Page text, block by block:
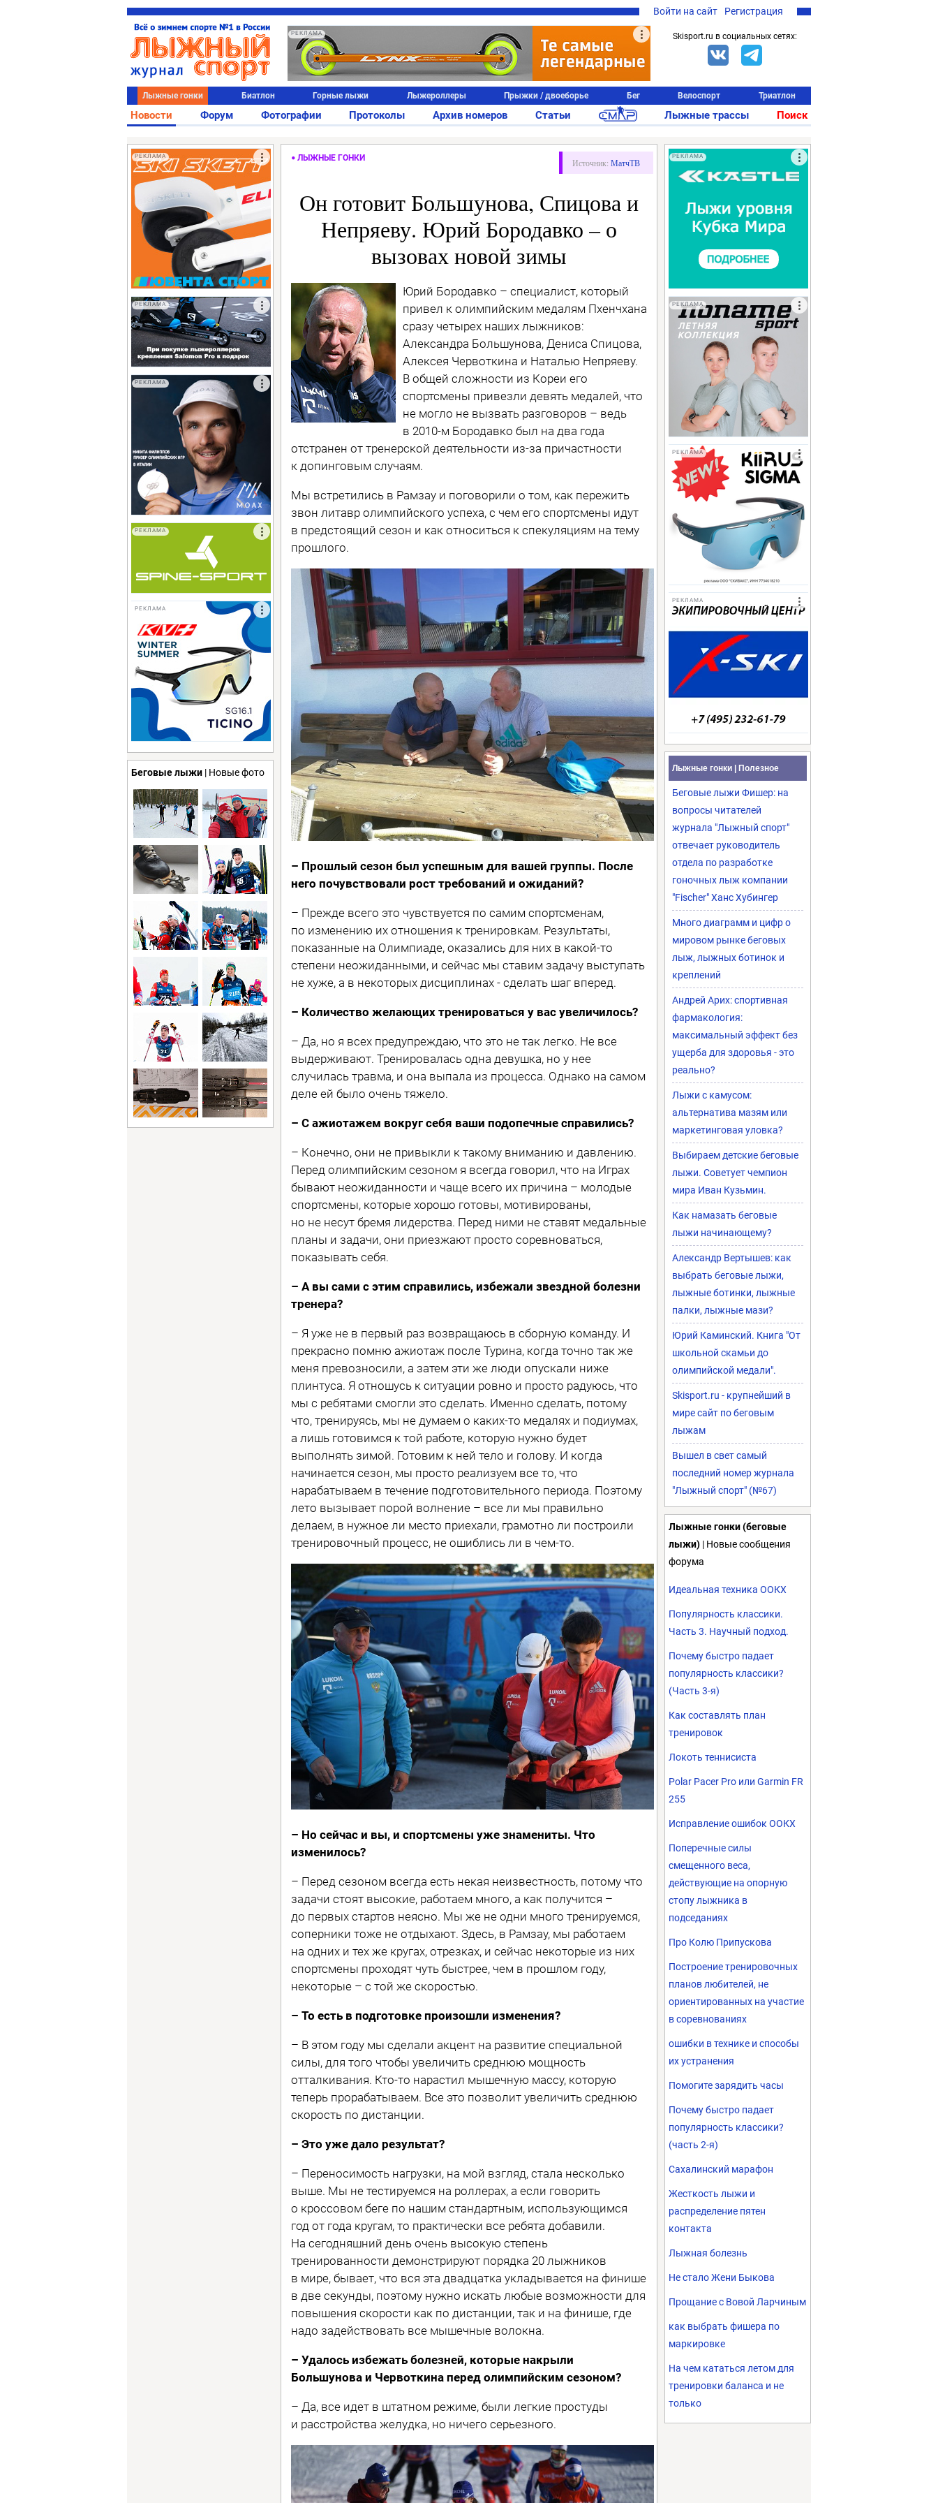
Войти на сайт Регистрация
РЕКЛАМА Skisport.ru в социальных сетях:
Лыжные гонки Биатлон Горные лыжи Лыжероллеры Прыжки / двоеборье Бег Велоспорт Триатлон
Новости Форум Фотографии Протоколы Архив номеров Статьи Лыжные трассы Поиск
РЕКЛАМА
РЕКЛАМА
РЕКЛАМА
РЕКЛАМА
РЕКЛАМА
Беговые лыжи | Новые фото
ЛЫЖНЫЕ ГОНКИ Источник: МатчТВ
Он готовит Большунова, Спицова и
Непряеву. Юрий Бородавко – о
вызовах новой зимы
Юрий Бородавко – специалист, который
привел к олимпийским медалям Пхенчхана
сразу четырех наших лыжников:
Александра Большунова, Дениса Спицова,
Алексея Червоткина и Наталью Непряеву.
В общей сложности из Кореи его
спортсмены привезли девять медалей, что
не могло не вызвать разговоров – ведь
в 2010-м Бородавко был на два года
отстранен от тренерской деятельности из-за причастности
к допинговым случаям.
Мы встретились в Рамзау и поговорили о том, как пережить
звон литавр олимпийского успеха, с чем его спортсмены идут
в предстоящий сезон и как относиться к спекуляциям на тему
прошлого.
– Прошлый сезон был успешным для вашей группы. После
него почувствовали рост требований и ожиданий?
– Прежде всего это чувствуется по самим спортсменам,
по изменению их отношения к тренировкам. Результаты,
показанные на Олимпиаде, оказались для них в какой-то
степени неожиданными, и сейчас мы ставим задачу выступать
не хуже, а в некоторых дисциплинах - сделать шаг вперед.
– Количество желающих тренироваться у вас увеличилось?
– Да, но я всех предупреждаю, что это не так легко. Не все
выдерживают. Тренировалась одна девушка, но у нее
случилась травма, и она выпала из процесса. Однако на самом
деле ей было очень тяжело.
– С ажиотажем вокруг себя ваши подопечные справились?
– Конечно, они не привыкли к такому вниманию и давлению.
Перед олимпийским сезоном я всегда говорил, что на Играх
бывают неожиданности и чаще всего их причина – молодые
спортсмены, которые хорошо готовы, мотивированы,
но не несут бремя лидерства. Перед ними не ставят медальные
планы и задачи, они приезжают просто соревноваться,
показывать себя.
– А вы сами с этим справились, избежали звездной болезни
тренера?
– Я уже не в первый раз возвращаюсь в сборную команду. И
прекрасно помню ажиотаж после Турина, когда точно так же
меня превозносили, а затем эти же люди опускали ниже
плинтуса. Я отношусь к ситуации ровно и просто радуюсь, что
мы с ребятами смогли это сделать. Именно сделать, потому
что, тренируясь, мы не думаем о каких-то медалях и подиумах,
а лишь готовимся к той работе, которую нужно будет
выполнять зимой. Готовим к ней тело и голову. И когда
начинается сезон, мы просто реализуем все то, что
нарабатываем в течение подготовительного периода. Поэтому
лето вызывает порой волнение – все ли мы правильно
делаем, в нужное ли место приехали, грамотно ли построили
тренировочный процесс, не ошиблись ли в чем-то.
– Но сейчас и вы, и спортсмены уже знамениты. Что
изменилось?
– Перед сезоном всегда есть некая неизвестность, потому что
задачи стоят высокие, работаем много, а как получится –
до первых стартов неясно. Мы же не одни много тренируемся,
соперники тоже не отдыхают. Здесь, в Рамзау, мы работаем
на одних и тех же кругах, отрезках, и сейчас некоторые из них
спортсмены проходят чуть быстрее, чем в прошлом году,
некоторые – с той же скоростью.
– То есть в подготовке произошли изменения?
– В этом году мы сделали акцент на развитие специальной
силы, для того чтобы увеличить среднюю мощность
отталкивания. Кто-то нарастил мышечную массу, которую
теперь прорабатываем. Все это позволит увеличить среднюю
скорость по дистанции.
– Это уже дало результат?
– Переносимость нагрузки, на мой взгляд, стала несколько
выше. Мы не тестируемся на роллерах, а если говорить
о кроссовом беге по нашим стандартным, использующимся
год от года кругам, то практически все ребята добавили.
На сегодняшний день очень высокую степень
тренированности демонстрируют порядка 20 лыжников
в мире, бывает, что вся эта двадцатка укладывается на финише
в две секунды, поэтому нужно искать любые возможности для
повышения скорости как по дистанции, так и на финише, где
надо задействовать все мышечные волокна.
– Удалось избежать болезней, которые накрыли
Большунова и Червоткина перед олимпийским сезоном?
– Да, все идет в штатном режиме, были легкие простуды
и расстройства желудка, но ничего серьезного.
РЕКЛАМА
РЕКЛАМА
РЕКЛАМА
РЕКЛАМА
Лыжные гонки | Полезное
Беговые лыжи Фишер: на
вопросы читателей
журнала "Лыжный спорт"
отвечает руководитель
отдела по разработке
гоночных лыж компании
"Fischer" Ханс Хубингер
Много диаграмм и цифр о
мировом рынке беговых
лыж, лыжных ботинок и
креплений
Андрей Арих: спортивная
фармакология:
максимальный эффект без
ущерба для здоровья - это
реально?
Лыжи с камусом:
альтернатива мазям или
маркетинговая уловка?
Выбираем детские беговые
лыжи. Советует чемпион
мира Иван Кузьмин.
Как намазать беговые
лыжи начинающему?
Александр Вертышев: как
выбрать беговые лыжи,
лыжные ботинки, лыжные
палки, лыжные мази?
Юрий Каминский. Книга "От
школьной скамьи до
олимпийской медали".
Skisport.ru - крупнейший в
мире сайт по беговым
лыжам
Вышел в свет самый
последний номер журнала
"Лыжный спорт" (№67)
Лыжные гонки (беговые
лыжи) | Новые сообщения
форума
Идеальная техника ООКХ
Популярность классики.
Часть 3. Научный подход.
Почему быстро падает
популярность классики?
(Часть 3-я)
Как составлять план
тренировок
Локоть теннисиста
Polar Pacer Pro или Garmin FR
255
Исправление ошибок ООКХ
Поперечные силы
смещенного веса,
действующие на опорную
стопу лыжника в
подседаниях
Про Колю Припускова
Построение тренировочных
планов любителей, не
ориентированных на участие
в соревнованиях
ошибки в технике и способы
их устранения
Помогите зарядить часы
Почему быстро падает
популярность классики?
(часть 2-я)
Сахалинский марафон
Жесткость лыжи и
распределение пятен
контакта
Лыжная болезнь
Не стало Жени Быкова
Прощание с Вовой Ларчиным
как выбрать фишера по
маркировке
На чем кататься летом для
тренировки баланса и не
только